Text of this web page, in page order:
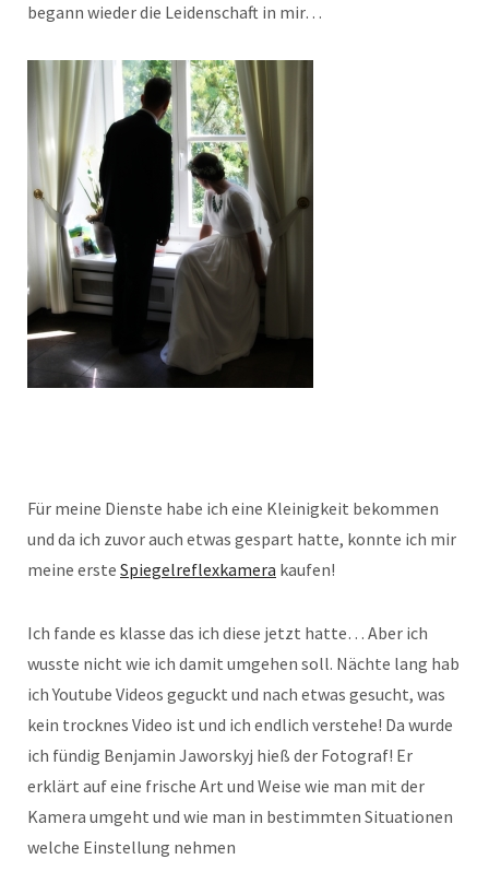
begann wieder die Leidenschaft in mir…
Für meine Dienste habe ich eine Kleinigkeit bekommen
und da ich zuvor auch etwas gespart hatte, konnte ich mir
meine erste Spiegelreflexkamera kaufen!
Ich fande es klasse das ich diese jetzt hatte… Aber ich
wusste nicht wie ich damit umgehen soll. Nächte lang hab
ich Youtube Videos geguckt und nach etwas gesucht, was
kein trocknes Video ist und ich endlich verstehe! Da wurde
ich fündig Benjamin Jaworskyj hieß der Fotograf! Er
erklärt auf eine frische Art und Weise wie man mit der
Kamera umgeht und wie man in bestimmten Situationen
welche Einstellung nehmen